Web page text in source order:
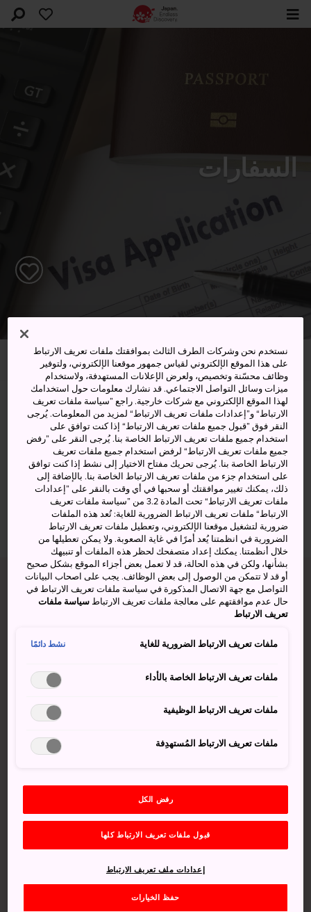
السفارات
الصفحة الرئيسية دليلك لوضع مخطط الرحلة السفارات
التواصل مع سفارتك أو قنصليتك
من غير المرجح أن تحتاج للاتصال بسفارتك أو قنصليتك أثناء
إقامتك في اليابان. ولكن قد يصبح ذلك ضروريًا في ظل ظروف
معينة؛ مثل فقد جواز سفرك، وحالات الطوارئ، والكوارث
الطبيعية، وأسباب أخرى. لذا، احرص على تدوين موقع سفارتك
وتفاصيل جهات الاتصال بها.
اكتشفمكان سفارتك أو قنصليتك
في اليابان. أو بدلًا من ذلك،
ابحث عنالقنصليات اليابانية في الخارج .
نوصيك به
Foreign Embassies &
التخطيط للسفر في اليابان |
الخط الساخن لزوار اليابان
نستخدم نحن وشركات الطرف الثالث بموافقتك ملفات تعريف الارتباط
على هذا الموقع الإلكتروني لقياس جمهور موقعنا الإلكتروني، ولتوفير
وظائف محسّنة وتخصيص، ولعرض الإعلانات المستهدفة، ولاستخدام
ميزات وسائل التواصل الاجتماعي. قد نشارك معلومات حول استخدامك
لهذا الموقع الإلكتروني مع شركات خارجية. راجع ”سياسة ملفات تعريف
الارتباط“ و”إعدادات ملفات تعريف الارتباط“ لمزيد من المعلومات. يُرجى
النقر فوق ”قبول جميع ملفات تعريف الارتباط“ إذا كنت توافق على
استخدام جميع ملفات تعريف الارتباط الخاصة بنا. يُرجى النقر على ”رفض
جميع ملفات تعريف الارتباط“ لرفض استخدام جميع ملفات تعريف
الارتباط الخاصة بنا. يُرجى تحريك مفتاح الاختيار إلى نشط إذا كنت توافق
على استخدام جزء من ملفات تعريف الارتباط الخاصة بنا. بالإضافة إلى
ذلك، يمكنك تغيير موافقتك أو سحبها في أي وقت بالنقر على ”إعدادات
ملفات تعريف الارتباط“ تحت المادة 3.2 من ”سياسة ملفات تعريف
الارتباط“ ملفات تعريف الارتباط الضرورية للغاية: تُعد هذه الملفات
ضرورية لتشغيل موقعنا الإلكتروني، وتعطيل ملفات تعريف الارتباط
الضرورية في انظمتنا يُعد أمرًا في غاية الصعوبة. ولا يمكن تعطيلها من
خلال أنظمتنا. يمكنك إعداد متصفحك لحظر هذه الملفات أو تنبيهك
بشأنها، ولكن في هذه الحالة، قد لا تعمل بعض أجزاء الموقع بشكل صحيح
أو قد لا تتمكن من الوصول إلى بعض الوظائف. يجب على اصحاب البيانات
التواصل مع جهة الاتصال المذكورة في سياسة ملفات تعريف الارتباط في
حال عدم موافقتهم على معالجة ملفات تعريف الارتباطسياسة ملفات
تعريف الارتباط
ملفات تعريف الارتباط الضرورية للغاية نشط دائمًا
ملفات تعريف الارتباط الخاصة بالأداء
ملفات تعريف الارتباط الوظيفية
ملفات تعريف الارتباط المُستهدِفة
رفض الكل
قبول ملفات تعريف الارتباط كلها
حفظ الخيارات
إعدادات ملف تعريف الارتباط